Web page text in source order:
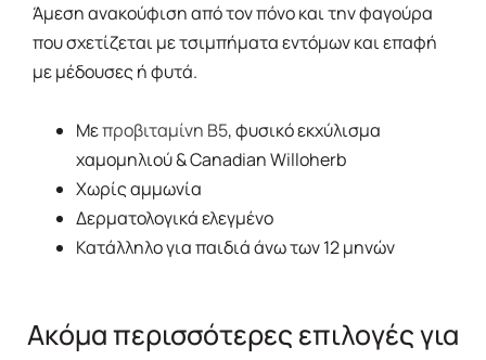
Άμεση ανακούφιση από τον πόνο και την φαγούρα
που σχετίζεται με τσιμπήματα εντόμων και επαφή
με μέδουσες ή φυτά.
Μεπροβιταμίνη Β5, φυσικό εκχύλισμα
χαμομηλιού & Canadian Willoherb
Χωρίς αμμωνία
Δερματολογικά ελεγμένο
Κατάλληλο για παιδιά άνω των 12 μηνών
Ακόμα περισσότερες επιλογές για